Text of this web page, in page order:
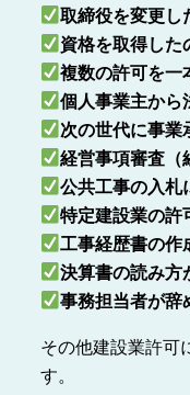
取締役を変更し
資格を取得した
複数の許可を一
個人事業主から
次の世代に事業
経営事項審査（
公共工事の入札
特定建設業の許
工事経歴書の作
決算書の読み方
事務担当者が辞
その他建設業許可
す。